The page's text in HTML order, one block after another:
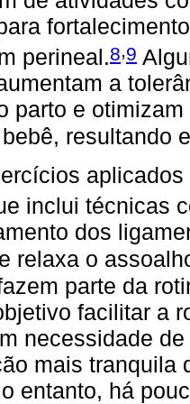
perineal.8,9
a
parto e
resultando
inclui técnicas
dos
relaxa o
parte da
facilitar a
necessidade
mais tranquila
entanto, há